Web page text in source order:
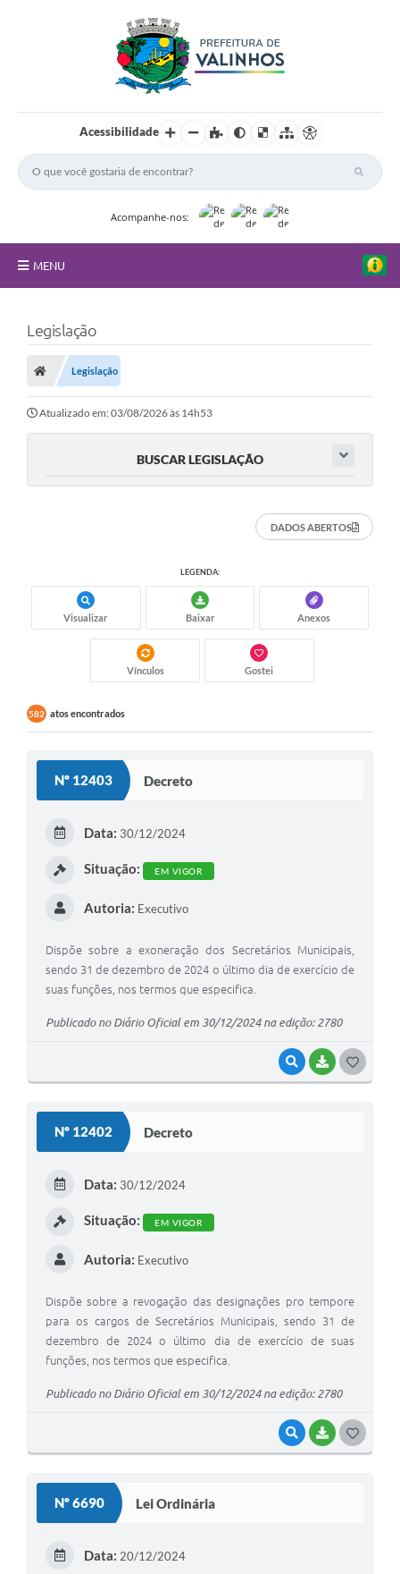
Acessibilidade
Acompanhe-nos:
MENU
Principal
Nossa Cidade
Secretarias
Notícias
Contratação de estagiário - estudante de Direito -
Vagas de emprego no PAT Valinhos
Contratos
Audiências Públicas
Turismo
Galeria de Vídeos
Conselhos Municipais
Projetos
Editais
Telefones Úteis
A Prefeitura
Enquete
Jornal
Agenda
Legislação
Legislação
Atualizado em: 03/08/2026 às 14h53
BUSCAR LEGISLAÇÃO
DADOS ABERTOS
LEGENDA:
Visualizar Baixar Anexos
Vínculos Gostei
582 atos encontrados
Nº 12403 Decreto
VISUALIZAR
BAIXAR
Data: 30/12/2024
Situação: EM VIGOR
Autoria: Executivo
Dispõe sobre a exoneração dos Secretários Municipais,
sendo 31 de dezembro de 2024 o último dia de exercício de
suas funções, nos termos que especifica.
Publicado no Diário Oficial em 30/12/2024 na edição: 2780
Nº 12402 Decreto
VISUALIZAR
BAIXAR
Data: 30/12/2024
Situação: EM VIGOR
Autoria: Executivo
Dispõe sobre a revogação das designações pro tempore
para os cargos de Secretários Municipais, sendo 31 de
dezembro de 2024 o último dia de exercício de suas
funções, nos termos que especifica.
Publicado no Diário Oficial em 30/12/2024 na edição: 2780
Nº 6690 Lei Ordinária
Data: 20/12/2024